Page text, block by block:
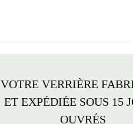
VOTRE VERRIÈRE
ET EXPÉDIÉE SOUS 15
OUVRÉS